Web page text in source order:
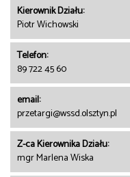
Kierownik Działu:
Piotr Wichowski
Telefon:
89 722 45 60
email:
przetargi@wssd.olsztyn.pl
Z-ca Kierownika Działu:
mgr Marlena Wiska